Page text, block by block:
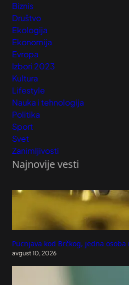
Biznis
Društvo
Ekologija
Ekonomija
Evropa
Izbori 2023
Kultura
Lifestyle
Nauka i tehnologija
Politika
Sport
Svet
Zanimljivosti
Najnovije vesti
Pucnjava kod Brčkog, jedna osoba
avgust 10, 2026